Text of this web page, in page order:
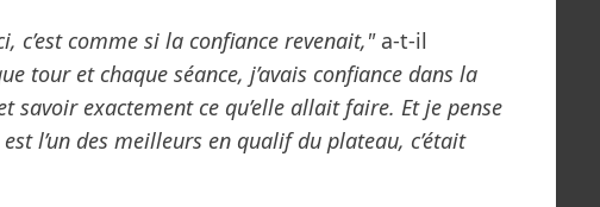
c’est comme si la confiance revenait,"a-t-il
tour et chaque séance, j’avais confiance dans la
exactement ce qu’elle allait faire. Et je pense
l’un des meilleurs en qualif du plateau, c’était